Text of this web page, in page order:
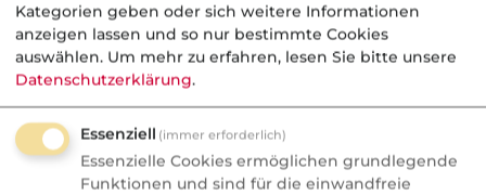
Nachrichten
Wefox Gründer packt aus:
"Der größte Fehler, den ich
gemacht habe"
Wefox wurde zum Vorzeige-Startup und
geriet später ins Wanken. Der Gründer
Kategorien geben oder sich weitere Informationen
anzeigen lassen und so nur bestimmte Cookies
auswählen. Um mehr zu erfahren, lesen Sie bitte unsere
Datenschutzerklärung.
Essenziell (immer erforderlich)
Essenzielle Cookies ermöglichen grundlegende
Funktionen und sind für die einwandfreie